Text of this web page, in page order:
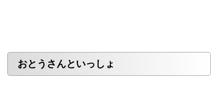
おとうさんといっしょ